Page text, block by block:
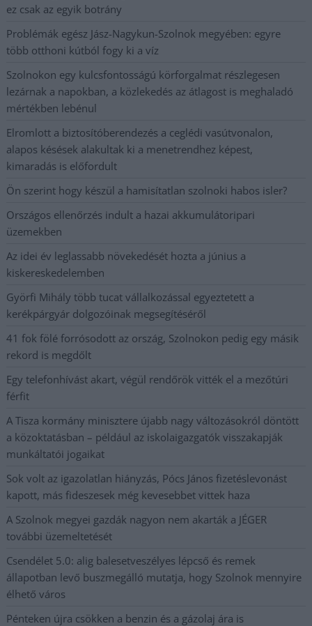
ez csak az egyik botrány
Problémák egész Jász-Nagykun-Szolnok megyében: egyre
több otthoni kútból fogy ki a víz
Szolnokon egy kulcsfontosságú körforgalmat részlegesen
lezárnak a napokban, a közlekedés az átlagost is meghaladó
mértékben lebénul
Elromlott a biztosítóberendezés a ceglédi vasútvonalon,
alapos késések alakultak ki a menetrendhez képest,
kimaradás is előfordult
Ön szerint hogy készül a hamisítatlan szolnoki habos isler?
Országos ellenőrzés indult a hazai akkumulátoripari
üzemekben
Az idei év leglassabb növekedését hozta a június a
kiskereskedelemben
Györfi Mihály több tucat vállalkozással egyeztetett a
kerékpárgyár dolgozóinak megsegítéséről
41 fok fölé forrósodott az ország, Szolnokon pedig egy másik
rekord is megdőlt
Egy telefonhívást akart, végül rendőrök vitték el a mezőtúri
férfit
A Tisza kormány minisztere újabb nagy változásokról döntött
a közoktatásban – például az iskolaigazgatók visszakapják
munkáltatói jogaikat
Sok volt az igazolatlan hiányzás, Pócs János fizetéslevonást
kapott, más fideszesek még kevesebbet vittek haza
A Szolnok megyei gazdák nagyon nem akarták a JÉGER
további üzemeltetését
Csendélet 5.0: alig balesetveszélyes lépcső és remek
állapotban levő buszmegálló mutatja, hogy Szolnok mennyire
élhető város
Pénteken újra csökken a benzin és a gázolaj ára is